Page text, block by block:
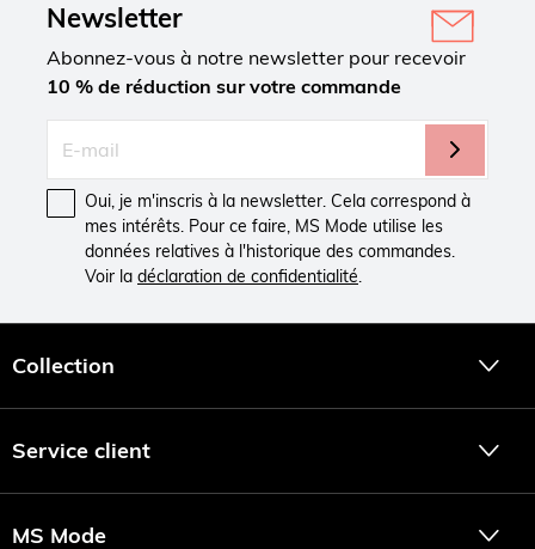
Newsletter
Abonnez-vous à notre newsletter pour recevoir
10 % de réduction sur votre commande
Oui, je m'inscris à la newsletter. Cela correspond à
mes intérêts. Pour ce faire, MS Mode utilise les
données relatives à l'historique des commandes.
Voir la déclaration de confidentialité.
Collection
Service client
MS Mode